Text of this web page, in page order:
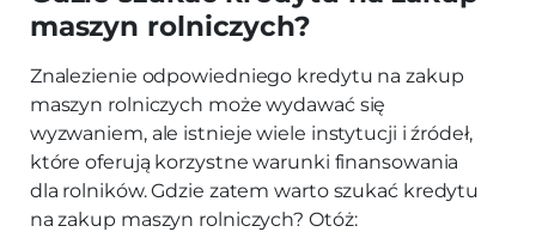
maszyn rolniczych?
Znalezienie odpowiedniego kredytu na zakup
maszyn rolniczych może wydawać się
wyzwaniem, ale istnieje wiele instytucji i źródeł,
które oferują korzystne warunki finansowania
dla rolników. Gdzie zatem warto szukać kredytu
na zakup maszyn rolniczych? Otóż: